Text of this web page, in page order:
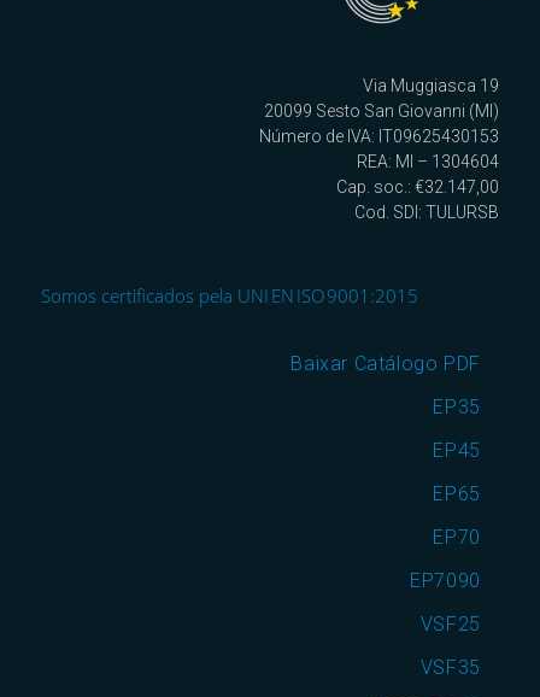
Via Muggiasca 19
20099 Sesto San Giovanni (MI)
Número de IVA: IT09625430153
REA: MI – 1304604
Cap. soc.: €32.147,00
Cod. SDI: TULURSB
Somos certificados pela UNI EN ISO 9001:2015
Baixar Catálogo PDF
EP35
EP45
EP65
EP70
EP7090
VSF25
VSF35